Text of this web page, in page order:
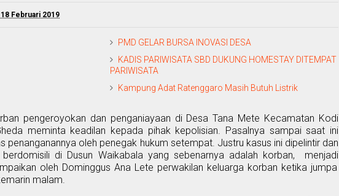
Februari 2019
PMD GELAR BURSA INOVASI DESA
KADIS PARIWISATA SBD DUKUNG HOMESTAY DITEMPAT
PARIWISATA
Kampung Adat Ratenggaro Masih Butuh Listrik
pengeroyokan dan penganiayaan di Desa Tana Mete Kecamatan Kodi
meminta keadilan kepada pihak kepolisian. Pasalnya sampai saat ini
penanganannya oleh penegak hukum setempat. Justru kasus ini dipelintir dan
berdomisili di Dusun Waikabala yang sebenarnya adalah korban, menjadi
oleh Dominggus Ana Lete perwakilan keluarga korban ketika jumpa
malam.